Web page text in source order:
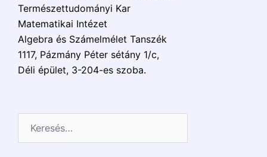
Természettudományi Kar
Matematikai Intézet
Algebra és Számelmélet Tanszék
1117, Pázmány Péter sétány 1/c,
Déli épület, 3-204-es szoba.